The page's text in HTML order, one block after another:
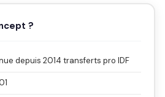
?
depuis 2014 transferts pro IDF